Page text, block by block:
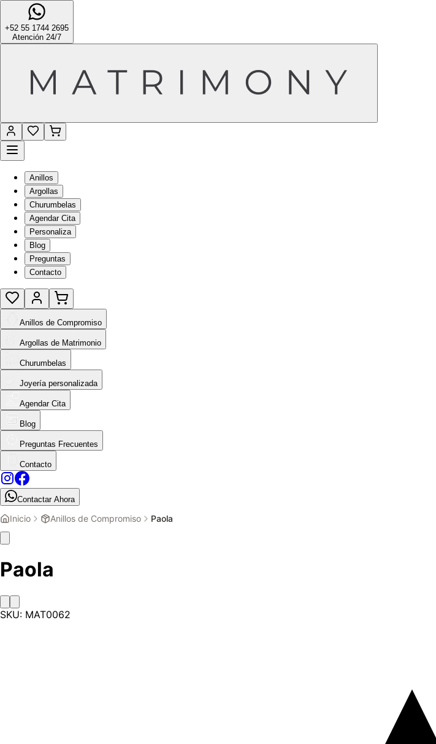
+52 55 1744 2695
Atención 24/7
Anillos
Argollas
Churumbelas
Agendar Cita
Personaliza
Blog
Preguntas
Contacto
Anillos de Compromiso
Argollas de Matrimonio
Churumbelas
Joyería personalizada
Agendar Cita
Blog
Preguntas Frecuentes
Contacto
Contactar Ahora
Inicio Anillos de Compromiso Paola
Paola
SKU: MAT0062